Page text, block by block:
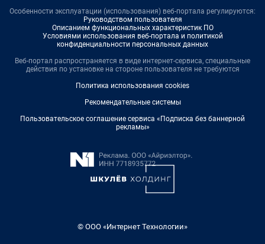
Особенности эксплуатации (использования) веб-портала регулируются:
Руководством пользователя
Описанием функциональных характеристик ПО
Условиями использования веб-портала и политикой
конфиденциальности персональных данных
Веб-портал распространяется в виде интернет-сервиса, специальные
действия по установке на стороне пользователя не требуются
Политика использования cookies
Рекомендательные системы
Пользовательское соглашение сервиса «Подписка без баннерной
рекламы»
© ООО «Интернет Технологии»